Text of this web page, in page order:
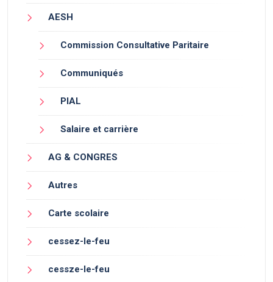
AESH
Commission Consultative Paritaire
Communiqués
PIAL
Salaire et carrière
AG & CONGRES
Autres
Carte scolaire
cessez-le-feu
cessze-le-feu